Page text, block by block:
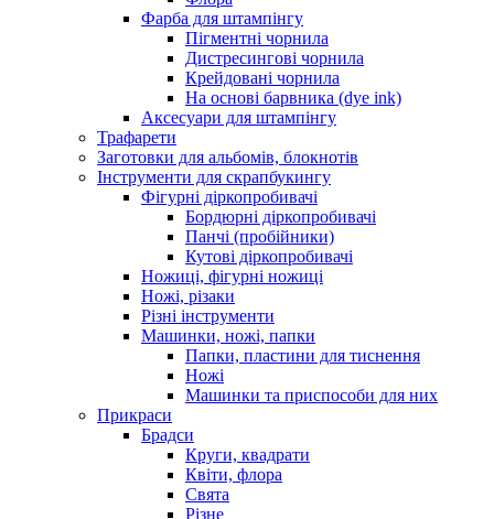
Фарба для штампінгу
Пігментні чорнила
Дистресингові чорнила
Крейдовані чорнила
На основі барвника (dye ink)
Аксесуари для штампінгу
Трафарети
Заготовки для альбомів, блокнотів
Інструменти для скрапбукингу
Фігурні діркопробивачі
Бордюрні діркопробивачі
Панчі (пробійники)
Кутові діркопробивачі
Ножиці, фігурні ножиці
Ножі, різаки
Різні інструменти
Машинки, ножі, папки
Папки, пластини для тиснення
Ножі
Машинки та приспособи для них
Прикраси
Брадси
Круги, квадрати
Квіти, флора
Свята
Різне